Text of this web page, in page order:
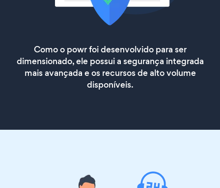
Como o powr foi desenvolvido para ser
dimensionado, ele possui a segurança integrada
mais avançada e os recursos de alto volume
disponíveis.